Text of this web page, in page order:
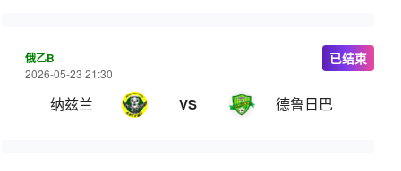
俄乙B
2026-05-23 21:30
纳兹兰 VS 德鲁日巴
已结束